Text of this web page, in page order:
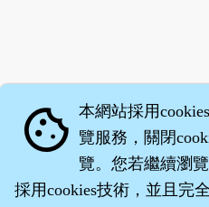
cookie 本網站採用
覽服務，關閉
覽。您若繼續瀏
採用cookies技術，並且完